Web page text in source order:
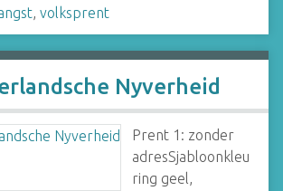
, volksprent
Nyverheid
Prent 1: zonder
adresSjabloonkleu
ring geel,